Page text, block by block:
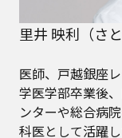
里井 映利（さと
医師、戸越銀座
学医学部卒業後
ンターや総合病
科医として活躍